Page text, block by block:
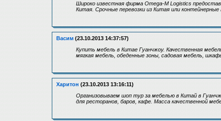
Широко известная фирма Omega-M Logistics
Китая. Срочные перевозки из Китая или
Васим (23.10.2013 14:37:57)
Купить мебель в Китае Гуанчжоу. Качественная
мягкая мебель, обеденные зоны, садовая мебель,
Харитон (23.10.2013 13:16:11)
Организовываем шоп тур за мебелью в Китай в
для ресторанов, баров, кафе. Масса качественной